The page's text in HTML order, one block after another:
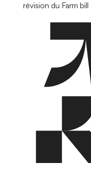
révision du Farm bill